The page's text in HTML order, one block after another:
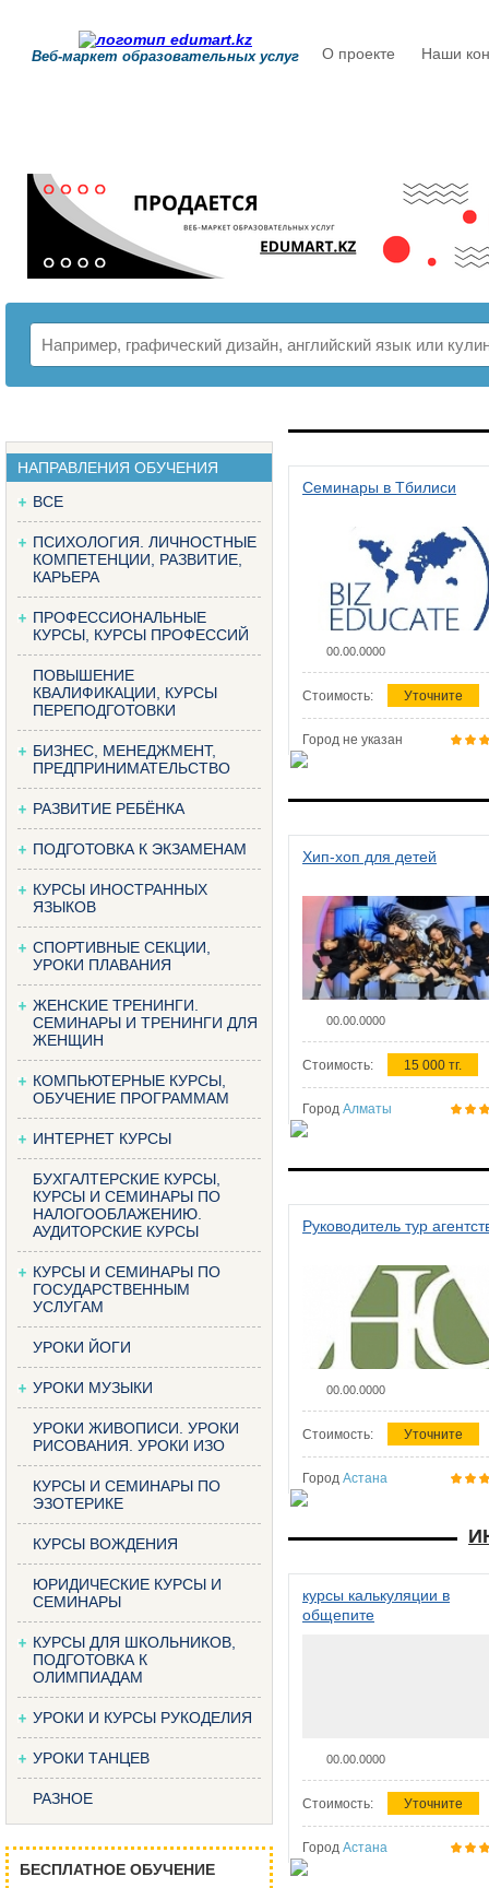
Веб-маркет образовательных услуг О проекте Наши
НАПРАВЛЕНИЯ ОБУЧЕНИЯ
ВСЕ
ПСИХОЛОГИЯ. ЛИЧНОСТНЫЕ
КОМПЕТЕНЦИИ, РАЗВИТИЕ,
КАРЬЕРА
ПРОФЕССИОНАЛЬНЫЕ
КУРСЫ, КУРСЫ ПРОФЕССИЙ
ПОВЫШЕНИЕ
КВАЛИФИКАЦИИ, КУРСЫ
ПЕРЕПОДГОТОВКИ
БИЗНЕС, МЕНЕДЖМЕНТ,
ПРЕДПРИНИМАТЕЛЬСТВО
РАЗВИТИЕ РЕБЁНКА
ПОДГОТОВКА К ЭКЗАМЕНАМ
КУРСЫ ИНОСТРАННЫХ
ЯЗЫКОВ
СПОРТИВНЫЕ СЕКЦИИ,
УРОКИ ПЛАВАНИЯ
ЖЕНСКИЕ ТРЕНИНГИ.
СЕМИНАРЫ И ТРЕНИНГИ ДЛЯ
ЖЕНЩИН
КОМПЬЮТЕРНЫЕ КУРСЫ,
ОБУЧЕНИЕ ПРОГРАММАМ
ИНТЕРНЕТ КУРСЫ
БУХГАЛТЕРСКИЕ КУРСЫ,
КУРСЫ И СЕМИНАРЫ ПО
НАЛОГООБЛАЖЕНИЮ.
АУДИТОРСКИЕ КУРСЫ
КУРСЫ И СЕМИНАРЫ ПО
ГОСУДАРСТВЕННЫМ
УСЛУГАМ
УРОКИ ЙОГИ
УРОКИ МУЗЫКИ
УРОКИ ЖИВОПИСИ. УРОКИ
РИСОВАНИЯ. УРОКИ ИЗО
КУРСЫ И СЕМИНАРЫ ПО
ЭЗОТЕРИКЕ
КУРСЫ ВОЖДЕНИЯ
ЮРИДИЧЕСКИЕ КУРСЫ И
СЕМИНАРЫ
КУРСЫ ДЛЯ ШКОЛЬНИКОВ,
ПОДГОТОВКА К
ОЛИМПИАДАМ
УРОКИ И КУРСЫ РУКОДЕЛИЯ
УРОКИ ТАНЦЕВ
РАЗНОЕ
БЕСПЛАТНОЕ ОБУЧЕНИЕ
Семинары в Тбилиси
00.00.0000
Стоимость: Уточните
Город не указан
Хип-хоп для детей
00.00.0000
Стоимость: 15 000 тг.
Город Алматы
Руководитель тур
00.00.0000
Стоимость: Уточните
Город Астана
курсы калькуляции в
общепите
00.00.0000
Стоимость: Уточните
Город Астана